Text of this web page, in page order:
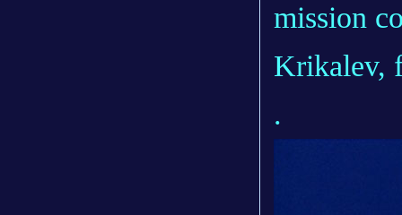
mission
Krikalev,
.